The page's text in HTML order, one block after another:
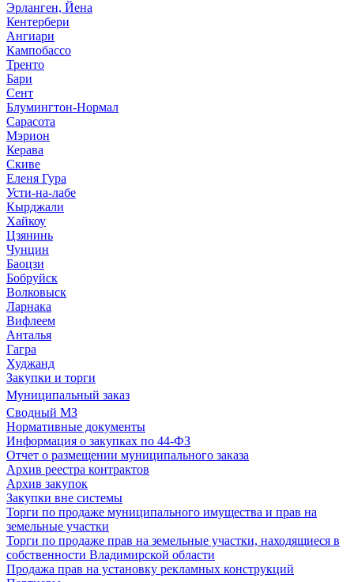
Эрланген, Йена
Кентербери
Ангиари
Кампобассо
Тренто
Бари
Сент
Блумингтон-Нормал
Сарасота
Мэрион
Керава
Скиве
Еленя Гура
Усти-на-лабе
Кырджали
Хайкоу
Цзянинь
Чунцин
Баоцзи
Бобруйск
Волковыск
Ларнака
Вифлеем
Анталья
Гагра
Худжанд
Закупки и торги
Муниципальный заказ
Сводный МЗ
Нормативные документы
Информация о закупках по 44-ФЗ
Отчет о размещении муниципального заказа
Архив реестра контрактов
Архив закупок
Закупки вне системы
Торги по продаже муниципального имущества и прав на
земельные участки
Торги по продаже прав на земельные участки, находящиеся в
собственности Владимирской области
Продажа прав на установку рекламных конструкций